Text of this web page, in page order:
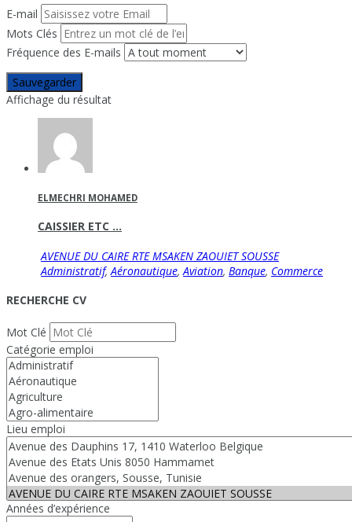
E-mail
Mots Clés
Fréquence des E-mails
Sauvegarder
Affichage du résultat
ELMECHRI MOHAMED
CAISSIER ETC …
AVENUE DU CAIRE RTE MSAKEN ZAOUIET SOUSSE
Administratif, Aéronautique, Aviation, Banque, Commerce
RECHERCHE CV
Mot Clé
Catégorie emploi
Lieu emploi
Années d’expérience